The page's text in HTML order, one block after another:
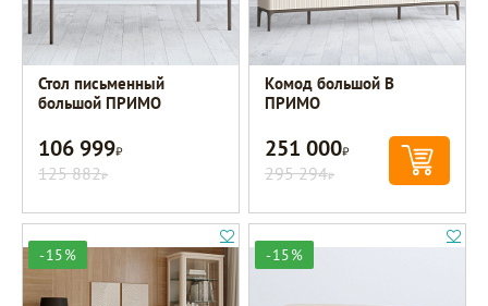
Стол письменный
большой ПРИМО
106 999Р
125 882Р
Комод большой B
ПРИМО
251 000Р
295 294Р
-15% -15%